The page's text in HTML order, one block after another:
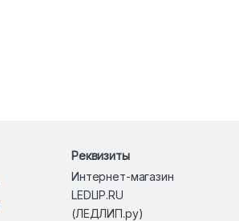
Реквизиты
Интернет-магазин
LEDLIP.RU
(ЛЕДЛИП.ру)